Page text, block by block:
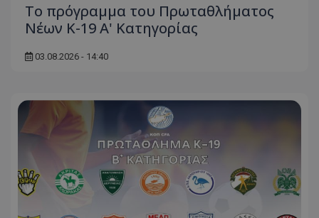
Το πρόγραμμα του Πρωταθλήματος
Νέων Κ-19 Α' Κατηγορίας
03.08.2026 - 14:40